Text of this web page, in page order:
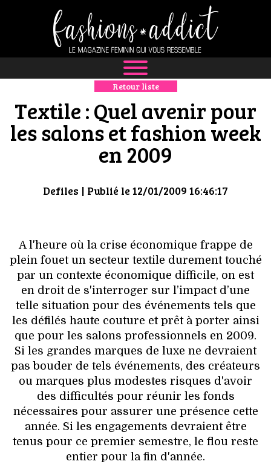
NEWS
MODE
LUXE
DÉFILÉS
CULTURE
HIGH TECH
MAISON
AUTO
LIEUX TENDANCES
BEAUTÉ
MODE DE RUE
JEUNES CRÉATEURS
Retour liste
Textile : Quel avenir pour
les salons et fashion week
en 2009
Defiles | Publié le 12/01/2009 16:46:17
A l'heure où la crise économique frappe de
plein fouet un secteur textile durement touché
par un contexte économique difficile, on est
en droit de s'interroger sur l’impact d’une
telle situation pour des événements tels que
les défilés haute couture et prêt à porter ainsi
que pour les salons professionnels en 2009.
Si les grandes marques de luxe ne devraient
pas bouder de tels événements, des créateurs
ou marques plus modestes risques d'avoir
des difficultés pour réunir les fonds
nécessaires pour assurer une présence cette
année. Si les engagements devraient être
tenus pour ce premier semestre, le flou reste
entier pour la fin d'année.